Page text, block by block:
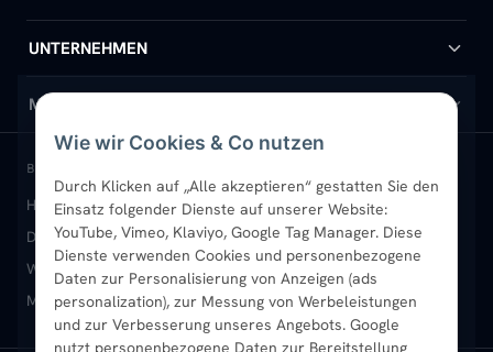
Wie wir Cookies & Co nutzen
Durch Klicken auf „Alle akzeptieren“ gestatten Sie den
Einsatz folgender Dienste auf unserer Website:
YouTube, Vimeo, Klaviyo, Google Tag Manager. Diese
Dienste verwenden Cookies und personenbezogene
Daten zur Personalisierung von Anzeigen (ads
personalization), zur Messung von Werbeleistungen
und zur Verbesserung unseres Angebots. Google
nutzt personenbezogene Daten zur Bereitstellung
Handtuchheizkörper
Design-Heizkörper
Paneelheizkörper
Vertikal-Heizkörper
Heizkörper-Zubehör
Hilfe & Kontakt
Versand & Lieferung
Rückgabe & Widerruf
Garantie & Gewährleistung
Montageservice vor Ort
Sendung verfolgen
UNTERNEHMEN
Wir über uns
Standort & Abholung Jüchen
B2B-Kunden
Karriere
Ratgeber
MEIN KONTO
Anmelden / Mein Konto
Merkliste
Newsletter
Aktuelle Angebote
BELIEBTE KATEGORIEN
Heizkörper kaufenBadheizkörperHandtuchheizkörper
Design-HeizkörperPaneelheizkörperVertikal-Heizkörper
Wandheizkörper Wohnraum-Heizkörper Badheizkörper Schwarz
Mischbetrieb-HeizkörperHeizkörper-ZubehörAktuelle Angebote